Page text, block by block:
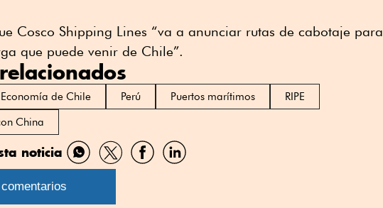
Cosco Shipping Lines “va a anunciar rutas de cabotaje para
que puede venir de Chile”.
Economía de Chile Perú Puertos marítimos
RIPE
China
noticia
Compartir
por
Compartir
por
CompartirCompartir